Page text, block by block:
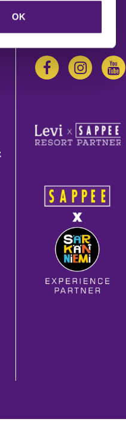
OK
SEURAA MEITÄ: